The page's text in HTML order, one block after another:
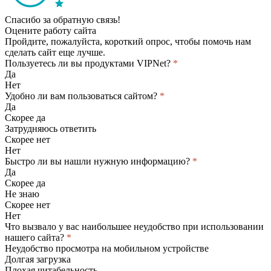
Спасибо за обратную связь!
Оцените работу сайта
Пройдите, пожалуйста, короткий опрос, чтобы помочь нам
сделать сайт еще лучше.
Пользуетесь ли вы продуктами VIPNet? *
Да
Нет
Удобно ли вам пользоваться сайтом? *
Да
Скорее да
Затрудняюсь ответить
Скорее нет
Нет
Быстро ли вы нашли нужную информацию? *
Да
Скорее да
Не знаю
Скорее нет
Нет
Что вызвало у вас наибольшее неудобство при использовании
нашего сайта? *
Неудобство просмотра на мобильном устройстве
Долгая загрузка